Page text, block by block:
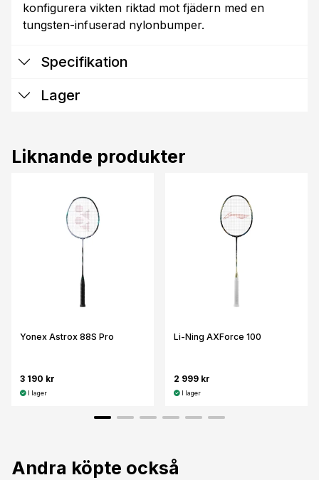
konfigurera vikten riktad mot fjädern med en
tungsten-infuserad nylonbumper.
Specifikation
Lager
Liknande produkter
Yonex Astrox 88S Pro
3 190 kr
I lager
Li-Ning AXForce 100
2 999 kr
I lager
Andra köpte också